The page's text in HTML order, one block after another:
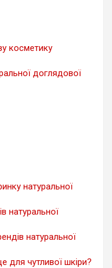
косметику
доглядової
натуральної
натуральної
натуральної
для чутливої шкіри?